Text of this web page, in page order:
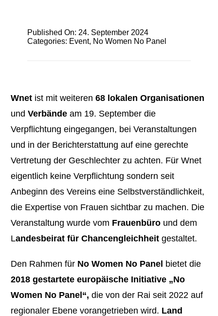
Published On: 24. September 2024
Categories: Event, No Women No Panel
Wnet ist mit weiteren68 lokalen Organisationen
undVerbände am 19. September die
Verpflichtung eingegangen, bei Veranstaltungen
und in der Berichterstattung auf eine gerechte
Vertretung der Geschlechter zu achten. Für Wnet
eigentlich keine Verpflichtung sondern seit
Anbeginn des Vereins eine Selbstverständlichkeit,
die Expertise von Frauen sichtbar zu machen. Die
Veranstaltung wurde vom Frauenbüro und dem
Landesbeirat für Chancengleichheit gestaltet.
Den Rahmen für No Women No Panel bietet die
2018 gestartete europäische Initiative „No
Women No Panel“, die von der Rai seit 2022 auf
regionaler Ebene vorangetrieben wird. Land